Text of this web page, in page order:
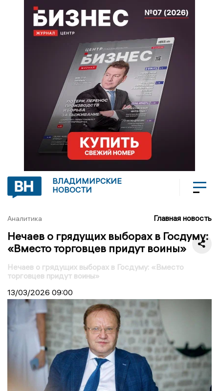
ВЛАДИМИРСКИЕ
НОВОСТИ
Аналитика Главная новость
Нечаев о грядущих выборах в Госдуму:
«Вместо торговцев придут воины»
Нечаев о грядущих выборах в Госдуму: «Вместо
торговцев придут воины»
13/03/2026 09:00